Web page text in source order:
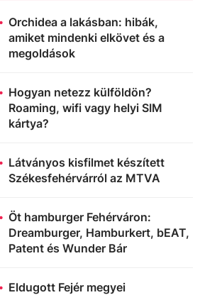
Orchidea a lakásban: hibák,
amiket mindenki elkövet és a
megoldások
Hogyan netezz külföldön?
Roaming, wifi vagy helyi SIM
kártya?
Látványos kisfilmet készített
Székesfehérvárról az MTVA
Öt hamburger Fehérváron:
Dreamburger, Hamburkert, bEAT,
Patent és Wunder Bár
Eldugott Fejér megyei